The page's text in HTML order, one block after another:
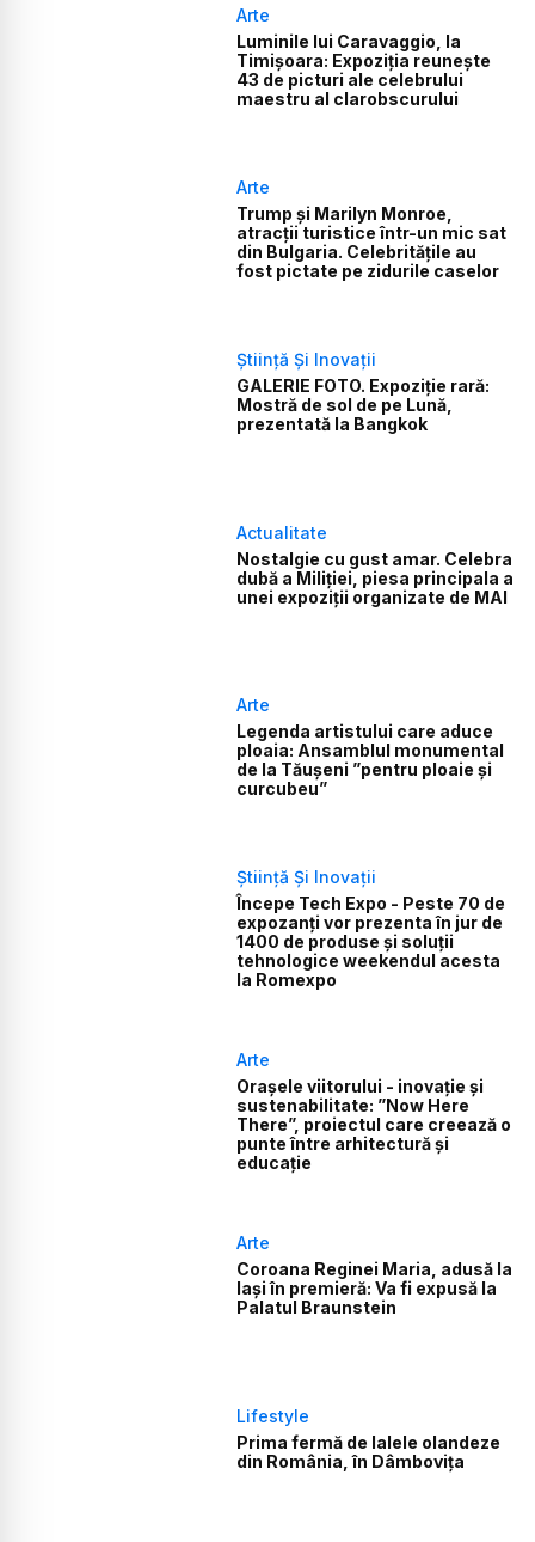
Arte
Luminile lui Caravaggio, la
Timișoara: Expoziția reunește
43 de picturi ale celebrului
maestru al clarobscurului
Arte
Trump și Marilyn Monroe,
atracții turistice într-un mic sat
din Bulgaria. Celebritățile au
fost pictate pe zidurile caselor
Știință Și Inovații
GALERIE FOTO. Expoziție rară:
Mostră de sol de pe Lună,
prezentată la Bangkok
Actualitate
Nostalgie cu gust amar. Celebra
dubă a Miliției, piesa principala a
unei expoziții organizate de MAI
Arte
Legenda artistului care aduce
ploaia: Ansamblul monumental
de la Tăușeni ”pentru ploaie și
curcubeu”
Știință Și Inovații
Începe Tech Expo - Peste 70 de
expozanți vor prezenta în jur de
1400 de produse și soluții
tehnologice weekendul acesta
la Romexpo
Arte
Orașele viitorului - inovație și
sustenabilitate: ”Now Here
There”, proiectul care creează o
punte între arhitectură și
educație
Arte
Coroana Reginei Maria, adusă la
Iași în premieră: Va fi expusă la
Palatul Braunstein
Lifestyle
Prima fermă de lalele olandeze
din România, în Dâmbovița